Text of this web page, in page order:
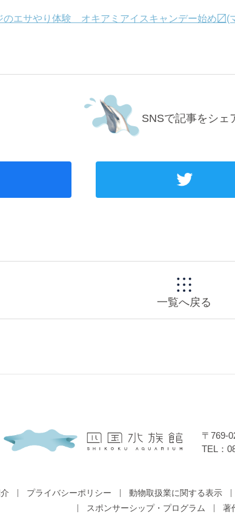
エサやり体験 オキアミアイスキャンデー始め〼(
SNSで記事をシェ
一覧へ戻る
〒769-
TEL：
プライバシーポリシー
動物取扱業に関する表示
スポンサーシップ・プログラム
著